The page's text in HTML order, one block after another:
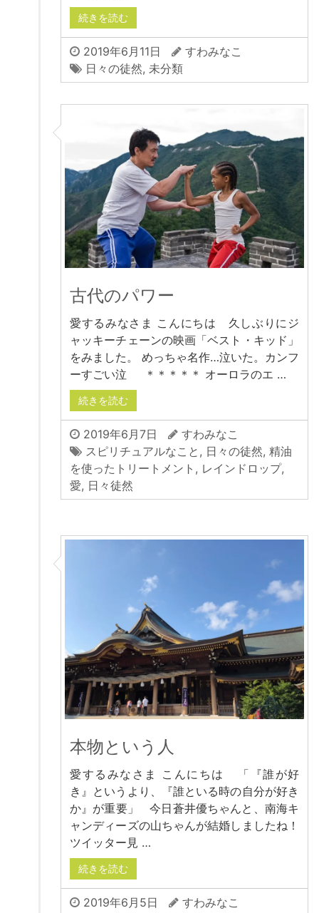
続きを読む
2019年6月11日
すわみなこ
日々の徒然, 未分類
古代のパワー
愛するみなさま こんにちは 久しぶりにジ
ャッキーチェーンの映画「ベスト・キッド」
をみました。 めっちゃ名作…泣いた。カンフ
ーすごい泣 ＊＊＊＊＊ オーロラのエ …
続きを読む
2019年6月7日
すわみなこ
スピリチュアルなこと , 日々の徒然, 精油
を使ったトリートメント , レインドロップ,
愛, 日々徒然
本物という人
愛するみなさま こんにちは 「『誰が好
き』というより、『誰といる時の自分が好き
か』が重要」 今日蒼井優ちゃんと、南海キ
ャンディーズの山ちゃんが結婚しましたね！
ツイッター見 …
続きを読む
2019年6月5日
すわみなこ